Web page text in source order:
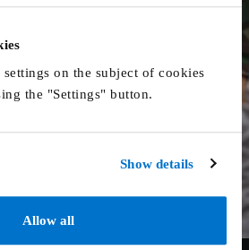
on the subject of cookies
the "Settings" button.
Show details
Allow all